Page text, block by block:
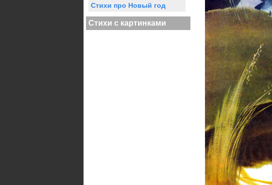
Стихи про Новый год
Стихи с картинками